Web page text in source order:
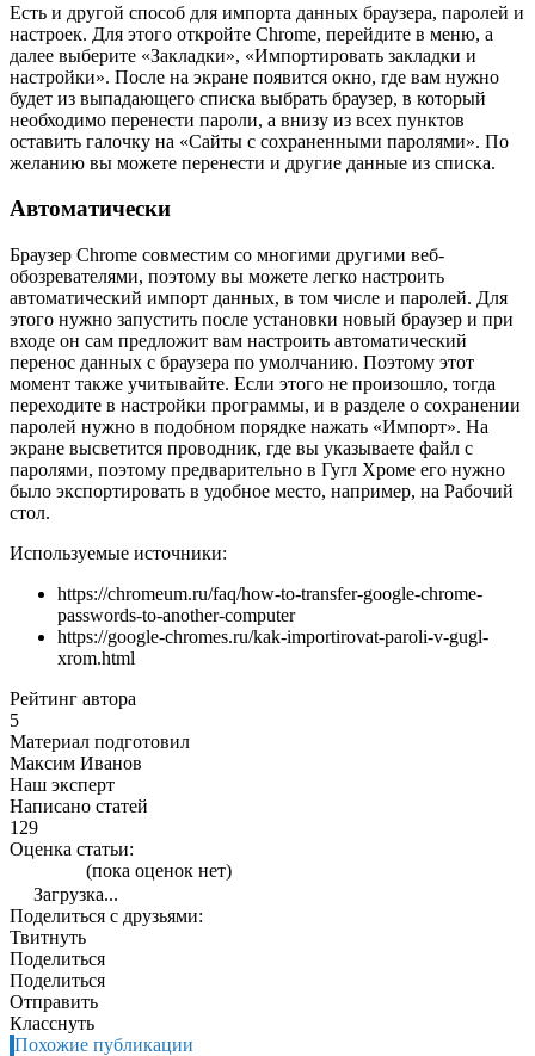
Есть и другой способ для импорта данных браузера, паролей и
настроек. Для этого откройте Chrome, перейдите в меню, а
далее выберите «Закладки», «Импортировать закладки и
настройки». После на экране появится окно, где вам нужно
будет из выпадающего списка выбрать браузер, в который
необходимо перенести пароли, а внизу из всех пунктов
оставить галочку на «Сайты с сохраненными паролями». По
желанию вы можете перенести и другие данные из списка.
Автоматически
Браузер Chrome совместим со многими другими веб-
обозревателями, поэтому вы можете легко настроить
автоматический импорт данных, в том числе и паролей. Для
этого нужно запустить после установки новый браузер и при
входе он сам предложит вам настроить автоматический
перенос данных с браузера по умолчанию. Поэтому этот
момент также учитывайте. Если этого не произошло, тогда
переходите в настройки программы, и в разделе о сохранении
паролей нужно в подобном порядке нажать «Импорт». На
экране высветится проводник, где вы указываете файл с
паролями, поэтому предварительно в Гугл Хроме его нужно
было экспортировать в удобное место, например, на Рабочий
стол.
Используемые источники:
https://chromeum.ru/faq/how-to-transfer-google-chrome-
passwords-to-another-computer
https://google-chromes.ru/kak-importirovat-paroli-v-gugl-
xrom.html
Рейтинг автора
5
Материал подготовил
Максим Иванов
Наш эксперт
Написано статей
129
Оценка статьи:
(пока оценок нет)
Загрузка...
Поделиться с друзьями:
Твитнуть
Поделиться
Поделиться
Отправить
Класснуть
Похожие публикации